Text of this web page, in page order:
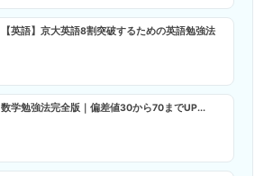
【英語】京大英語8割突破するための英語勉強法
数学勉強法完全版｜偏差値30から70までUP...